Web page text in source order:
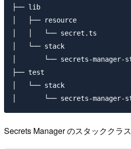
├── lib
│   ├── resource
│   │   └── secret.ts
│   └── stack
│       └── secrets-manager-
├── test
│   └── stack
Secrets Manager のスタッククラ